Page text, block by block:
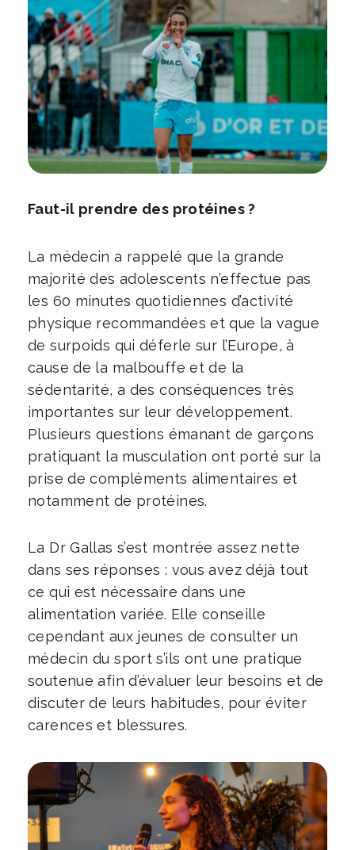
Faut-il prendre des protéines ?
La médecin a rappelé que la grande
majorité des adolescents n’effectue pas
les 60 minutes quotidiennes d’activité
physique recommandées et que la vague
de surpoids qui déferle sur l’Europe, à
cause de la malbouffe et de la
sédentarité, a des conséquences très
importantes sur leur développement.
Plusieurs questions émanant de garçons
pratiquant la musculation ont porté sur la
prise de compléments alimentaires et
notamment de protéines.
La Dr Gallas s’est montrée assez nette
dans ses réponses : vous avez déjà tout
ce qui est nécessaire dans une
alimentation variée. Elle conseille
cependant aux jeunes de consulter un
médecin du sport s’ils ont une pratique
soutenue afin d’évaluer leur besoins et de
discuter de leurs habitudes, pour éviter
carences et blessures.